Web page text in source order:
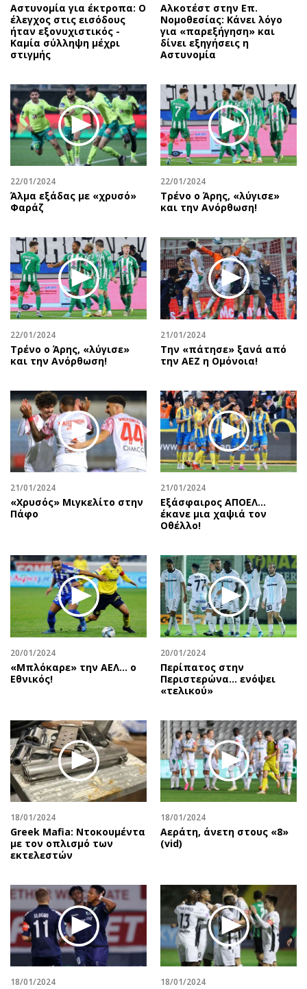
Αστυνομία για έκτροπα: O
έλεγχος στις εισόδους
ήταν εξονυχιστικός -
Καμία σύλληψη μέχρι
στιγμής
Αλκοτέστ στην Επ.
Νομοθεσίας: Κάνει λόγο
για «παρεξήγηση» και
δίνει εξηγήσεις η
Αστυνομία
22/01/2024
Άλμα εξάδας με «χρυσό»
Φαράζ
22/01/2024
Τρένο ο Άρης, «λύγισε»
και την Ανόρθωση!
22/01/2024
Τρένο ο Άρης, «λύγισε»
και την Ανόρθωση!
21/01/2024
Την «πάτησε» ξανά από
την ΑΕΖ η Ομόνοια!
21/01/2024
«Χρυσός» Μιγκελίτο στην
Πάφο
21/01/2024
Εξάσφαιρος ΑΠΟΕΛ…
έκανε μια χαψιά τον
Οθέλλο!
20/01/2024
«Μπλόκαρε» την ΑΕΛ… ο
Εθνικός!
20/01/2024
Περίπατος στην
Περιστερώνα… ενόψει
«τελικού»
18/01/2024
Greek Mafia: Ντοκουμέντα
με τον οπλισμό των
εκτελεστών
18/01/2024
Αεράτη, άνετη στους «8»
(vid)
18/01/2024 18/01/2024